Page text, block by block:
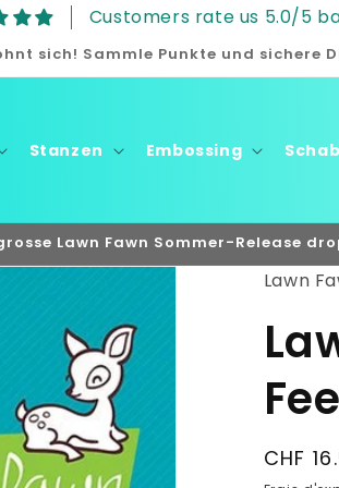
Customers rate us 5.0/5
sich! Sammle Punkte und sichere
Stanzen Embossing
Lawn Fawn Sommer-Release
Lawn
Prix
CHF